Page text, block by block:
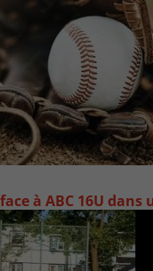
à ABC 16U